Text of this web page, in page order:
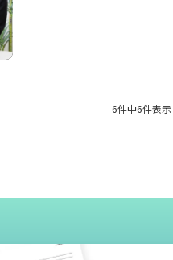
6件中6件表示